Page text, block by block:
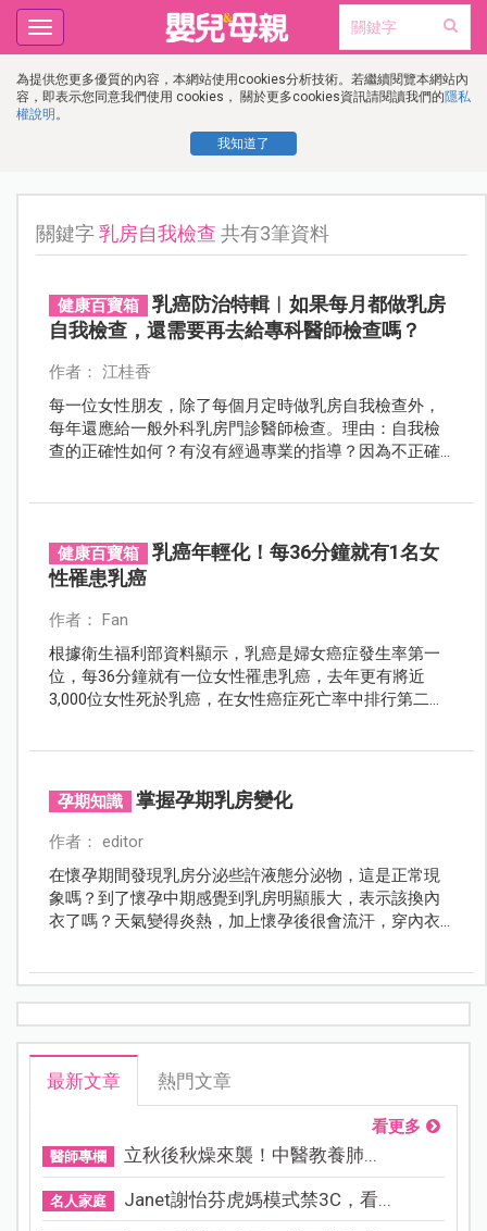
為提供您更多優質的內容，本網站使用cookies分析技術。若繼續閱覽本網站內
容，即表示您同意我們使用 cookies， 關於更多cookies資訊請閱讀我們的隱私
權說明 。
我知道了
Toggle
navigation
關鍵字乳房自我檢查 共有3筆資料
健康百寶箱
乳癌防治特輯︱如果每月都做乳房
自我檢查，還需要再去給專科醫師檢查嗎？
作者： 江桂香
每一位女性朋友，除了每個月定時做乳房自我檢查外，
每年還應給一般外科乳房門診醫師檢查。理由：自我檢
查的正確性如何？有沒有經過專業的指導？因為不正確
健康百寶箱
乳癌年輕化！每36分鐘就有1名女
性罹患乳癌
作者： Fan
根據衛生福利部資料顯示，乳癌是婦女癌症發生率第一
位，每36分鐘就有一位女性罹患乳癌，去年更有將近
3,000位女性死於乳癌，在女性癌症死亡率中排行第二
孕期知識 掌握孕期乳房變化
作者： editor
在懷孕期間發現乳房分泌些許液態分泌物，這是正常現
象嗎？到了懷孕中期感覺到乳房明顯脹大，表示該換內
衣了嗎？天氣變得炎熱，加上懷孕後很會流汗，穿內衣
感；乳頭也會明顯凸出，變得更為敏感；有些媽咪甚至
如何做好乳房自我檢查，如發現異常可及時就醫診治。
最新文章 熱門文章
看更多
醫師專欄 立秋後秋燥來襲！中醫教養肺...
名人家庭 Janet謝怡芬虎媽模式禁3C，看...